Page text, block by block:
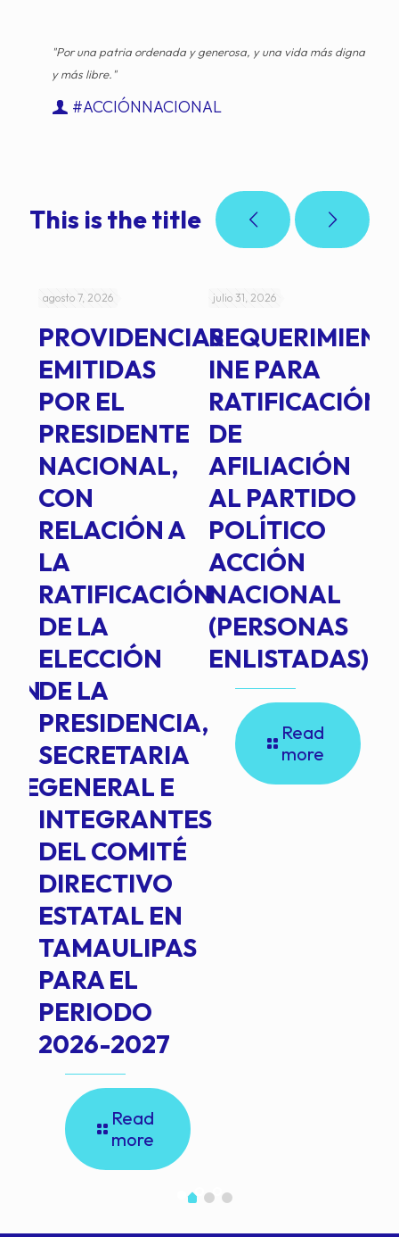
"Por una patria ordenada y generosa, y una vida más digna
y más libre."
#ACCIÓNNACIONAL
This is the title
agosto 7, 2026
PROVIDENCIAS
EMITIDAS
POR EL
PRESIDENTE
NACIONAL,
CON
RELACIÓN A
LA
RATIFICACIÓN
DE LA
ELECCIÓN
DE LA
PRESIDENCIA,
SECRETARIA
GENERAL E
INTEGRANTES
DEL COMITÉ
DIRECTIVO
ESTATAL EN
TAMAULIPAS
PARA EL
PERIODO
2026-2027
Read
more
julio 31, 2026
INE PARA
RATIFICACIÓN
DE
AFILIACIÓN
AL PARTIDO
POLÍTICO
ACCIÓN
NACIONAL
(PERSONAS
ENLISTADAS)
Read
more